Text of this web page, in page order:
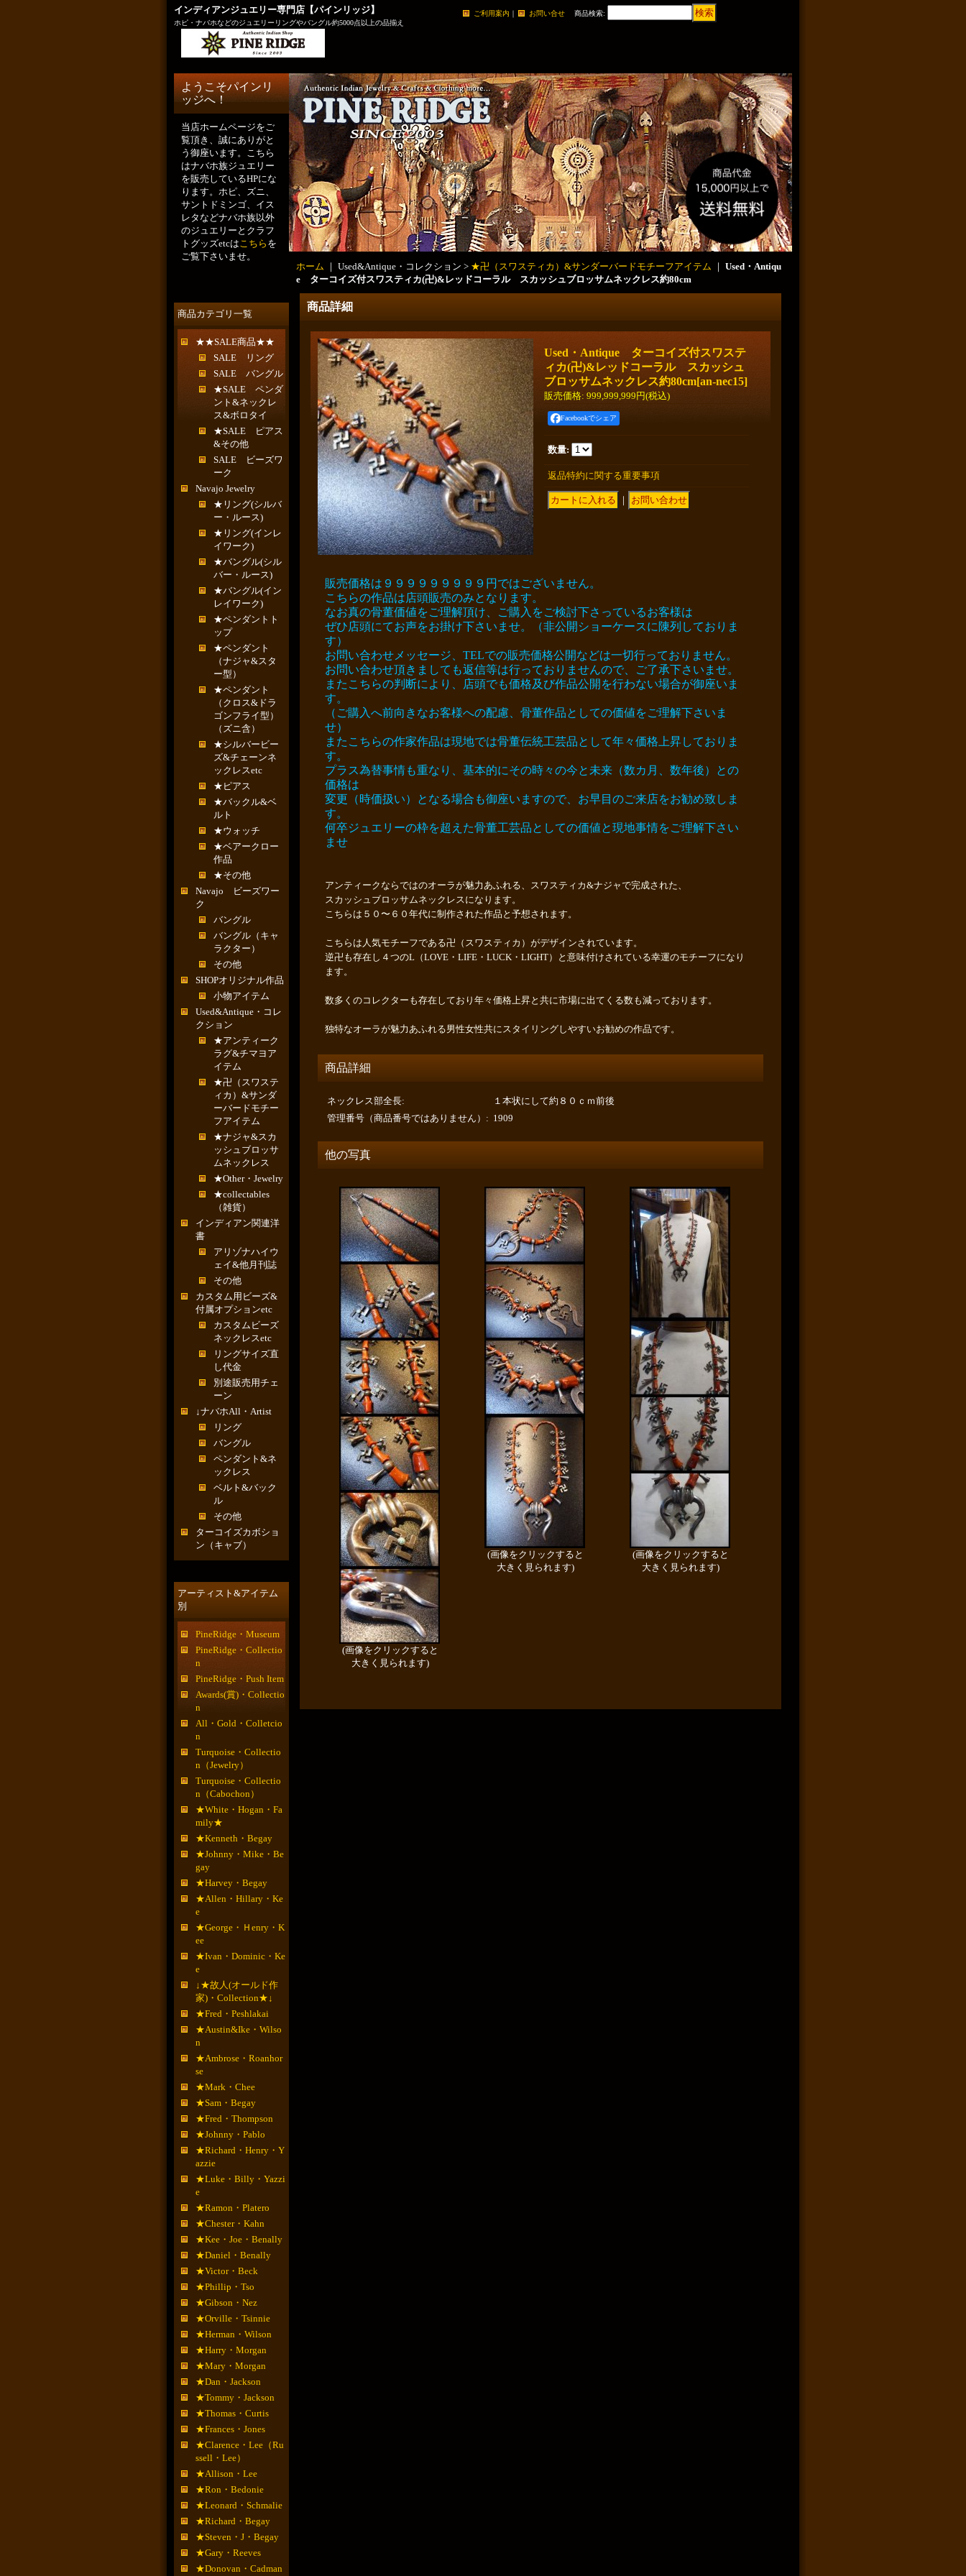
インディアンジュエリー専門店【パインリッジ】
ホピ・ナバホなどのジュエリーリングやバングル約5000点以上の品揃え
ご利用案内 ｜ お問い合せ 商品検索:
ようこそパインリ
ッジへ！
当店ホームページをご
覧頂き、誠にありがと
う御座います。こちら
はナバホ族ジュエリー
を販売しているHPにな
ります。ホピ、ズニ、
サントドミンゴ、イス
レタなどナバホ族以外
のジュエリーとクラフ
トグッズetcはこちら を
ご覧下さいませ。
商品カテゴリ一覧
★★SALE商品★★
SALE リング
SALE バングル
★SALE ペンダ
ント&ネックレ
ス&ボロタイ
★SALE ピアス
&その他
SALE ビーズワ
ーク
Navajo Jewelry
★リング(シルバ
ー・ルース)
★リング(インレ
イワーク)
★バングル(シル
バー・ルース)
★バングル(イン
レイワーク)
★ペンダントト
ップ
★ペンダント
（ナジャ&スタ
ー型）
★ペンダント
（クロス&ドラ
ゴンフライ型）
（ズニ含）
★シルバービー
ズ&チェーンネ
ックレスetc
★ピアス
★バックル&ベ
ルト
★ウォッチ
★ベアークロー
作品
★その他
Navajo ビーズワー
ク
バングル
バングル（キャ
ラクター）
その他
SHOPオリジナル作品
小物アイテム
Used&Antique・コレ
クション
★アンティーク
ラグ&チマヨア
イテム
★卍（スワステ
ィカ）&サンダ
ーバードモチー
フアイテム
★ナジャ&スカ
ッシュブロッサ
ムネックレス
★Other・Jewelry
★collectables
（雑貨）
インディアン関連洋
書
アリゾナハイウ
ェイ&他月刊誌
その他
カスタム用ビーズ&
付属オプションetc
カスタムビーズ
ネックレスetc
リングサイズ直
し代金
別途販売用チェ
ーン
↓ナバホAll・Artist
リング
バングル
ペンダント&ネ
ックレス
ベルト&バック
ル
その他
ターコイズカボショ
ン（キャブ）
アーティスト&アイテム
別
PineRidge・Museum
PineRidge・Collectio
n
PineRidge・Push Item
Awards(賞)・Collectio
n
All・Gold・Colletcio
n
Turquoise・Collectio
n（Jewelry）
Turquoise・Collectio
n（Cabochon）
★White・Hogan・Fa
mily★
★Kenneth・Begay
★Johnny・Mike・Be
gay
★Harvey・Begay
★Allen・Hillary・Ke
e
★George・Ｈenry・K
ee
★Ivan・Dominic・Ke
e
↓★故人(オールド作
家)・Collection★↓
★Fred・Peshlakai
★Austin&Ike・Wilso
n
★Ambrose・Roanhor
se
★Mark・Chee
★Sam・Begay
★Fred・Thompson
★Johnny・Pablo
★Richard・Henry・Y
azzie
★Luke・Billy・Yazzi
e
★Ramon・Platero
★Chester・Kahn
★Kee・Joe・Benally
★Daniel・Benally
★Victor・Beck
★Phillip・Tso
★Gibson・Nez
★Orville・Tsinnie
★Herman・Wilson
★Harry・Morgan
★Mary・Morgan
★Dan・Jackson
★Tommy・Jackson
★Thomas・Curtis
★Frances・Jones
★Clarence・Lee（Ru
ssell・Lee）
★Allison・Lee
★Ron・Bedonie
★Leonard・Schmalie
★Richard・Begay
★Steven・J・Begay
★Gary・Reeves
★Donovan・Cadman
ホーム ｜ Used&Antique・コレクション > ★卍（スワスティカ）&サンダーバードモチーフアイテム ｜ Used・Antiqu
e ターコイズ付スワスティカ(卍)&レッドコーラル スカッシュブロッサムネックレス約80cm
商品詳細
Used・Antique ターコイズ付スワステ
ィカ(卍)&レッドコーラル スカッシュ
ブロッサムネックレス約80cm[an-nec15]
販売価格: 999,999,999円(税込)
Facebookでシェア
数量:
返品特約に関する重要事項
｜
販売価格は９９９９９９９９９円ではございません。
こちらの作品は店頭販売のみとなります。
なお真の骨董価値をご理解頂け、ご購入をご検討下さっているお客様は
ぜひ店頭にてお声をお掛け下さいませ。（非公開ショーケースに陳列しておりま
す）
お問い合わせメッセージ、TELでの販売価格公開などは一切行っておりません。
お問い合わせ頂きましても返信等は行っておりませんので、ご了承下さいませ。
またこちらの判断により、店頭でも価格及び作品公開を行わない場合が御座いま
す。
（ご購入へ前向きなお客様への配慮、骨董作品としての価値をご理解下さいま
せ）
またこちらの作家作品は現地では骨董伝統工芸品として年々価格上昇しておりま
す。
プラス為替事情も重なり、基本的にその時々の今と未来（数カ月、数年後）との
価格は
変更（時価扱い）となる場合も御座いますので、お早目のご来店をお勧め致しま
す。
何卒ジュエリーの枠を超えた骨董工芸品としての価値と現地事情をご理解下さい
ませ
アンティークならではのオーラが魅力あふれる、スワスティカ&ナジャで完成された、
スカッシュブロッサムネックレスになります。
こちらは５０〜６０年代に制作された作品と予想されます。
こちらは人気モチーフである卍（スワスティカ）がデザインされています。
逆卍も存在し４つのL（LOVE・LIFE・LUCK・LIGHT）と意味付けされている幸運のモチーフになり
ます。
数多くのコレクターも存在しており年々価格上昇と共に市場に出てくる数も減っております。
独特なオーラが魅力あふれる男性女性共にスタイリングしやすいお勧めの作品です。
商品詳細
ネックレス部全長:
１本状にして約８０ｃｍ前後
管理番号（商品番号ではありません） : 1909
他の写真
(画像をクリックすると
大きく見られます)
(画像をクリックすると
大きく見られます)
(画像をクリックすると
大きく見られます)